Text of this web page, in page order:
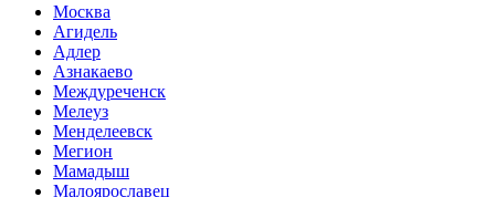
Москва
Агидель
Адлер
Азнакаево
Междуреченск
Мелеуз
Менделеевск
Мегион
Мамадыш
Малоярославец